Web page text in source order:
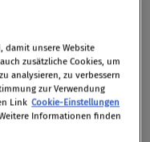
und
und Datenschutz
–
Praxis
und Taylor
damit unsere Website
zusätzliche Cookies, um
analysieren, zu verbessern
zur Verwendung
Link Cookie-Einstellungen
Informationen finden